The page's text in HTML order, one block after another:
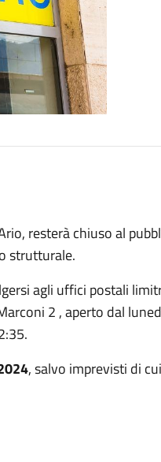
resterà chiuso al
strutturale.
agli uffici postali
2 , aperto dal
, salvo imprevisti di